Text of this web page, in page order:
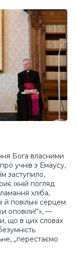
Бога власними
учнів з Емаусу,
заступило,
їхній погляд
хліба,
повільні серцем
оповіли!“», —
що в цих словах
„перестаємо